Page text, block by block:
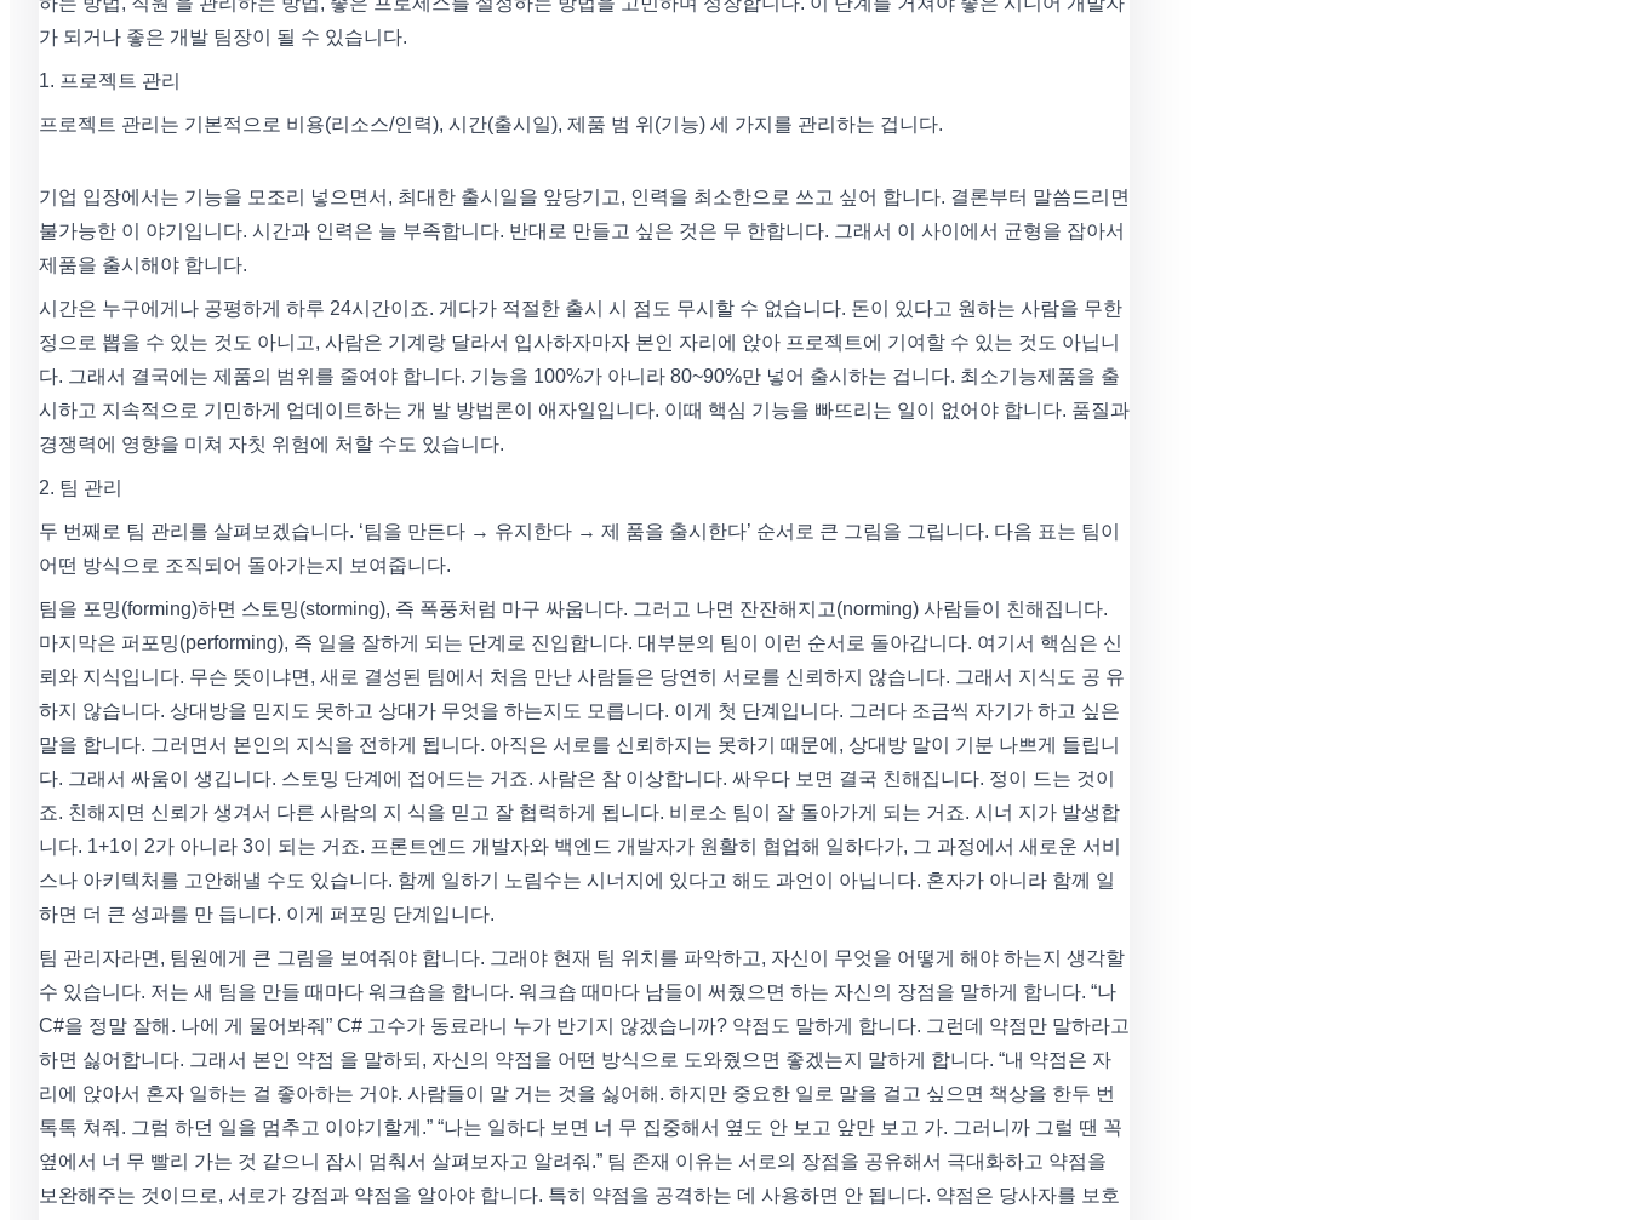
가 되거나 좋은 개발 팀장이 될 수 있습니다.
1. 프로젝트 관리
프로젝트 관리는 기본적으로 비용(리소스/인력), 시간(출시일), 제품 범 위(기능) 세 가지를 관리하는 겁니다.
기업 입장에서는 기능을 모조리 넣으면서, 최대한 출시일을 앞당기고, 인력을 최소한으로 쓰고 싶어 합니다. 결론부터 말씀드리면
불가능한 이 야기입니다. 시간과 인력은 늘 부족합니다. 반대로 만들고 싶은 것은 무 한합니다. 그래서 이 사이에서 균형을 잡아서
제품을 출시해야 합니다.
시간은 누구에게나 공평하게 하루 24시간이죠. 게다가 적절한 출시 시 점도 무시할 수 없습니다. 돈이 있다고 원하는 사람을 무한
정으로 뽑을 수 있는 것도 아니고, 사람은 기계랑 달라서 입사하자마자 본인 자리에 앉아 프로젝트에 기여할 수 있는 것도 아닙니
다. 그래서 결국에는 제품의 범위를 줄여야 합니다. 기능을 100%가 아니라 80~90%만 넣어 출시하는 겁니다. 최소기능제품을 출
시하고 지속적으로 기민하게 업데이트하는 개 발 방법론이 애자일입니다. 이때 핵심 기능을 빠뜨리는 일이 없어야 합니다. 품질과
경쟁력에 영향을 미쳐 자칫 위험에 처할 수도 있습니다.
2. 팀 관리
두 번째로 팀 관리를 살펴보겠습니다. ‘팀을 만든다 → 유지한다 → 제 품을 출시한다’ 순서로 큰 그림을 그립니다. 다음 표는 팀이
어떤 방식으로 조직되어 돌아가는지 보여줍니다.
팀을 포밍(forming)하면 스토밍(storming), 즉 폭풍처럼 마구 싸웁니다. 그러고 나면 잔잔해지고(norming) 사람들이 친해집니다.
마지막은 퍼포밍(performing), 즉 일을 잘하게 되는 단계로 진입합니다. 대부분의 팀이 이런 순서로 돌아갑니다. 여기서 핵심은 신
뢰와 지식입니다. 무슨 뜻이냐면, 새로 결성된 팀에서 처음 만난 사람들은 당연히 서로를 신뢰하지 않습니다. 그래서 지식도 공 유
하지 않습니다. 상대방을 믿지도 못하고 상대가 무엇을 하는지도 모릅니다. 이게 첫 단계입니다. 그러다 조금씩 자기가 하고 싶은
말을 합니다. 그러면서 본인의 지식을 전하게 됩니다. 아직은 서로를 신뢰하지는 못하기 때문에, 상대방 말이 기분 나쁘게 들립니
다. 그래서 싸움이 생깁니다. 스토밍 단계에 접어드는 거죠. 사람은 참 이상합니다. 싸우다 보면 결국 친해집니다. 정이 드는 것이
죠. 친해지면 신뢰가 생겨서 다른 사람의 지 식을 믿고 잘 협력하게 됩니다. 비로소 팀이 잘 돌아가게 되는 거죠. 시너 지가 발생합
니다. 1+1이 2가 아니라 3이 되는 거죠. 프론트엔드 개발자와 백엔드 개발자가 원활히 협업해 일하다가, 그 과정에서 새로운 서비
스나 아키텍처를 고안해낼 수도 있습니다. 함께 일하기 노림수는 시너지에 있다고 해도 과언이 아닙니다. 혼자가 아니라 함께 일
하면 더 큰 성과를 만 듭니다. 이게 퍼포밍 단계입니다.
팀 관리자라면, 팀원에게 큰 그림을 보여줘야 합니다. 그래야 현재 팀 위치를 파악하고, 자신이 무엇을 어떻게 해야 하는지 생각할
수 있습니다. 저는 새 팀을 만들 때마다 워크숍을 합니다. 워크숍 때마다 남들이 써줬으면 하는 자신의 장점을 말하게 합니다. “나
C#을 정말 잘해. 나에 게 물어봐줘” C# 고수가 동료라니 누가 반기지 않겠습니까? 약점도 말하게 합니다. 그런데 약점만 말하라고
하면 싫어합니다. 그래서 본인 약점 을 말하되, 자신의 약점을 어떤 방식으로 도와줬으면 좋겠는지 말하게 합니다. “내 약점은 자
리에 앉아서 혼자 일하는 걸 좋아하는 거야. 사람들이 말 거는 것을 싫어해. 하지만 중요한 일로 말을 걸고 싶으면 책상을 한두 번
톡톡 쳐줘. 그럼 하던 일을 멈추고 이야기할게.” “나는 일하다 보면 너 무 집중해서 옆도 안 보고 앞만 보고 가. 그러니까 그럴 땐 꼭
옆에서 너 무 빨리 가는 것 같으니 잠시 멈춰서 살펴보자고 알려줘.” 팀 존재 이유는 서로의 장점을 공유해서 극대화하고 약점을
보완해주는 것이므로, 서로가 강점과 약점을 알아야 합니다. 특히 약점을 공격하는 데 사용하면 안 됩니다. 약점은 당사자를 보호